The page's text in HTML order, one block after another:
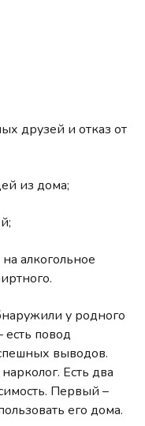
друзей и отказ от
из дома;
алкогольное
у родного
есть повод
выводов.
Есть два
Первый –
его дома.